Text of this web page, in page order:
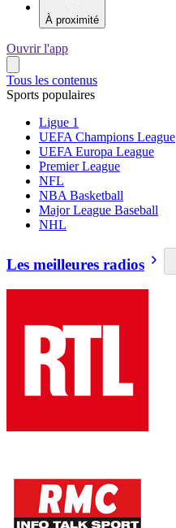
À proximité
Ouvrir l'app
Tous les contenus
Sports populaires
Ligue 1
UEFA Champions League
UEFA Europa League
Premier League
NFL
NBA Basketball
Major League Baseball
NHL
Les meilleures radios